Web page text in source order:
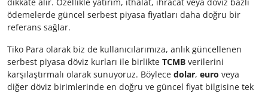
ödemelerde güncel serbest piyasa fiyatları daha doğru bir
referans sağlar.
Tiko Para olarak biz de kullanıcılarımıza, anlık güncellenen
serbest piyasa döviz kurları ile birlikte TCMB verilerini
karşılaştırmalı olarak sunuyoruz. Böylece dolar, euro veya
diğer döviz birimlerinde en doğru ve güncel fiyat bilgisine tek